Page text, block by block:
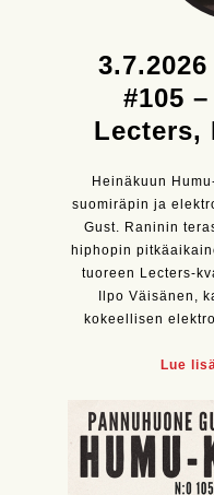
#105
Lecters,
Heinäkuun
suomiräpin ja
Gust. Raninin
hiphopin
tuoreen Lecters-
Ilpo Väisänen,
kokeellisen
Lue